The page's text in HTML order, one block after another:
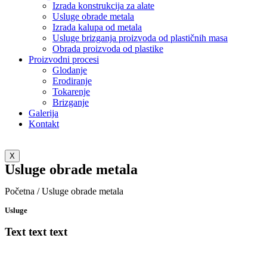
Izrada konstrukcija za alate
Usluge obrade metala
Izrada kalupa od metala
Usluge brizganja proizvoda od plastičnih masa
Obrada proizvoda od plastike
Proizvodni procesi
Glodanje
Erodiranje
Tokarenje
Brizganje
Galerija
Kontakt
X
Usluge obrade metala
Početna / Usluge obrade metala
Usluge
Text text text